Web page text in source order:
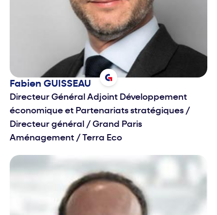
Fabien GUISSEAU
Directeur Général Adjoint Développement
économique et Partenariats stratégiques /
Directeur général / Grand Paris
Aménagement / Terra Eco